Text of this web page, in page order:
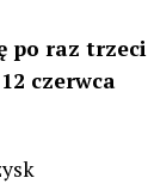
po raz trzeci
czerwca